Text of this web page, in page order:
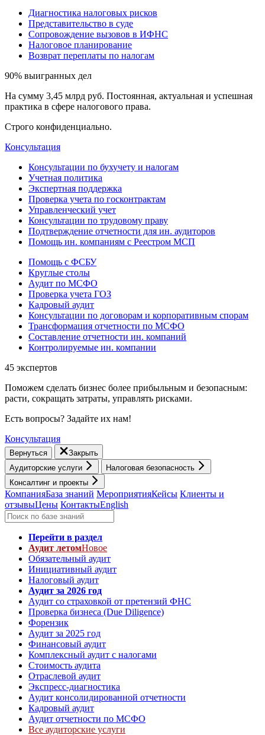
Диагностика налоговых рисков
Представительство в суде
Сопровождение вызовов в ИФНС
Налоговое планирование
Возврат переплаты по налогам
90% выигранных дел
На сумму 3,45 млрд руб. Постоянная, актуальная и успешная
практика в сфере налогового права.
Строго конфиденциально.
Консультация
Консультации по бухучету и налогам
Учетная политика
Экспертная поддержка
Проверка учета по госконтрактам
Управленческий учет
Консультации по трудовому праву
Подтверждение отчетности для ин. аудиторов
Помощь ин. компаниям с Реестром МСП
Помощь с ФСБУ
Круглые столы
Аудит по МСФО
Проверка учета ГОЗ
Кадровый аудит
Консультации по договорам и корпоративным спорам
Трансформация отчетности по МСФО
Составление отчетности ин. компаний
Контролируемые ин. компании
45 экспертов
Поможем сделать бизнес более прибыльным и безопасным:
расти, cокращать затраты, управлять рисками.
Есть вопросы? Задайте их нам!
Консультация
Вернуться
Закрыть
Аудиторские услуги
Налоговая безопасность
Консалтинг и проекты
КомпанияБаза знаний МероприятияКейсы Клиенты и
отзывыЦены КонтактыEnglish
Перейти в раздел
Аудит летомНовое
Обязательный аудит
Инициативный аудит
Налоговый аудит
Аудит за 2026 год
Аудит со страховкой от претензий ФНС
Проверка бизнеса (Due Diligence)
Форензик
Аудит за 2025 год
Финансовый аудит
Комплексный аудит с налогами
Стоимость аудита
Отраслевой аудит
Экспресс-диагностика
Аудит консолидированной отчетности
Кадровый аудит
Аудит отчетности по МСФО
Все аудиторские услуги